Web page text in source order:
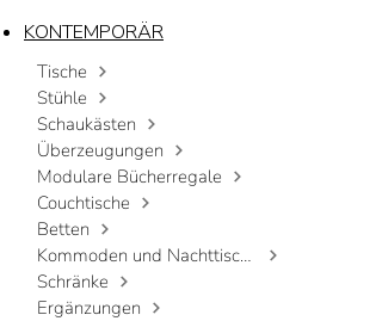
KONTEMPORÄR
Tische
Stühle
Schaukästen
Überzeugungen
Modulare Bücherregale
Couchtische
Betten
Kommoden und Nachttische
Schränke
Ergänzungen